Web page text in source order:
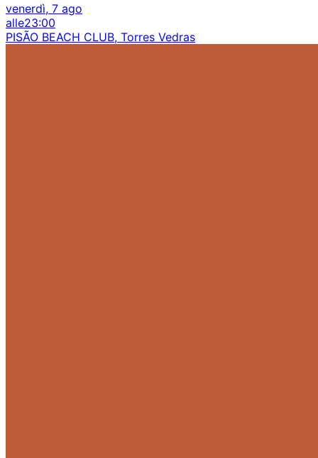
venerdì, 7 ago
alle23:00
PISÃO BEACH CLUB, Torres Vedras